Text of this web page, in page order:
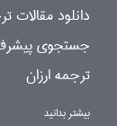
دانلود مقالات
جستجوی
ترجمه ارزان
بیشتر بدانید